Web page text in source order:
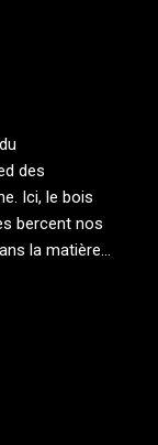
des
Ici, le bois
bercent nos
la matière…